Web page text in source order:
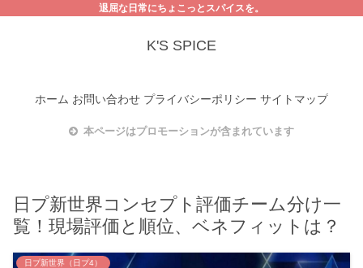
退屈な日常にちょこっとスパイスを。
K'S SPICE
ホーム お問い合わせ プライバシーポリシー サイトマップ
本ページはプロモーションが含まれています
日プ新世界コンセプト評価チーム分け一
覧！現場評価と順位、ベネフィットは？
日プ新世界（日プ4）